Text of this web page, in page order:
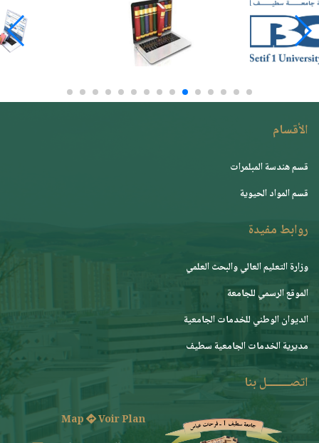
الأقسام
قسم هندسة المبلمرات
قسم المواد الحيوية
روابط مفيدة
وزارة التعليم العالي والبحث العلمي
الموقع الرسمي للجامعة
ﺍﻟﺪﻳﻮﺍﻥ ﺍﻟﻮﻃﻨﻲ ﻟﻠﺨﺪﻣﺎﺕ ﺍﻟﺠﺎﻣﻌﻴﺔ
مديرية الخدمات الجامعية سطيف
اتصــــــــل بنا
Map Voir Plan